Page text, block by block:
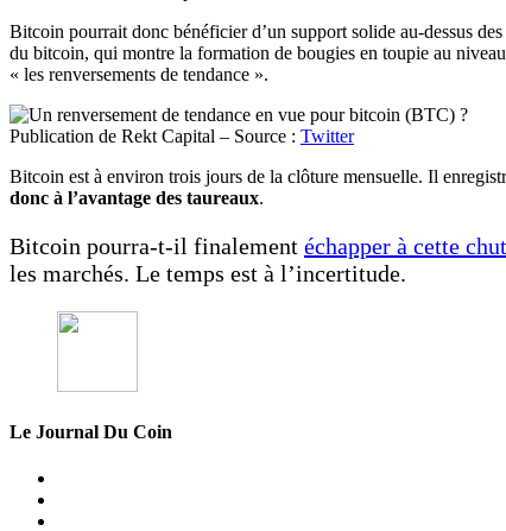
Bitcoin pourrait donc bénéficier d’un support solide au-dessus
du bitcoin, qui montre la formation de bougies en toupie au
« les renversements de tendance ».
Publication de Rekt Capital – Source : Twitter
Bitcoin est à environ trois jours de la clôture mensuelle. Il
donc à l’avantage des taureaux.
Bitcoin pourra-t-il finalement échapper à cette
les marchés. Le temps est à l’incertitude.
Le Journal Du Coin